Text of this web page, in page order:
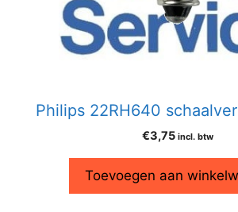
Philips 22RH640
€3,75 incl. btw
Toevoegen aan